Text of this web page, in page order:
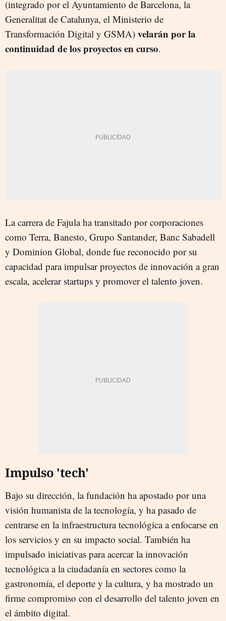
(integrado por el Ayuntamiento de Barcelona, la
Generalitat de Catalunya, el Ministerio de
Transformación Digital y GSMA) velarán por la
continuidad de los proyectos en curso.
La carrera de Fajula ha transitado por corporaciones
como Terra, Banesto, Grupo Santander, Banc Sabadell
y Dominion Global, donde fue reconocido por su
capacidad para impulsar proyectos de innovación a gran
escala, acelerar startups y promover el talento joven.
Impulso 'tech'
Bajo su dirección, la fundación ha apostado por una
visión humanista de la tecnología, y ha pasado de
centrarse en la infraestructura tecnológica a enfocarse en
los servicios y en su impacto social. También ha
impulsado iniciativas para acercar la innovación
tecnológica a la ciudadanía en sectores como la
gastronomía, el deporte y la cultura, y ha mostrado un
firme compromiso con el desarrollo del talento joven en
el ámbito digital.